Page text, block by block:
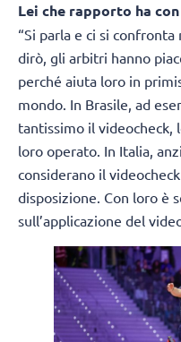
Lei che rapporto ha
“Si parla e ci si
dirò, gli arbitri hanno
perché aiuta loro in
mondo. In Brasile, ad
tantissimo il videocheck,
loro operato. In Italia,
considerano il
disposizione. Con loro è
sull’applicazione del